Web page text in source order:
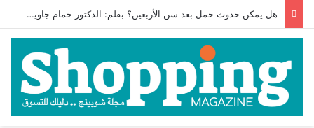
هل يمكن حدوث حمل بعد سن الأربعين؟ بقلم: الدكتور حمام جاويش